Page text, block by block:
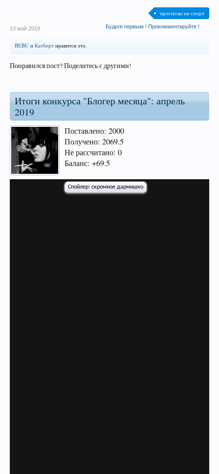
прогнозы на спорт
Будьте первым ! Прокомментируйте !
13 май 2019
BEBU и Катберт нравится это.
Понравился пост? Поделитесь с другими!
Итоги конкурса "Блогер месяца": апрель
2019
Поставлено: 2000
Получено: 2069.5
Не рассчитано: 0
Баланс: +69.5
Спойлер: скромное дармишко